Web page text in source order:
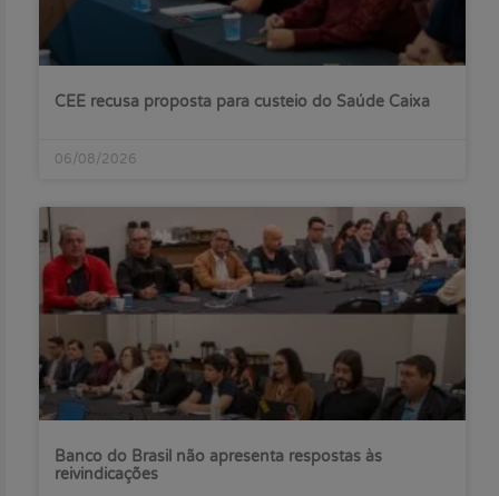
CEE recusa proposta para custeio do Saúde Caixa
06/08/2026
Banco do Brasil não apresenta respostas às
reivindicações